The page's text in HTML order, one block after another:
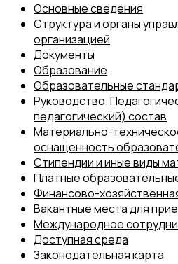
Основные сведения
Структура и органы
организацией
Документы
Образование
Образовательные
Руководство.
педагогический) состав
Материально-
оснащенность
Стипендии и иные виды
Платные
Финансово-
Вакантные места для
Международное
Доступная среда
Законодательная карта